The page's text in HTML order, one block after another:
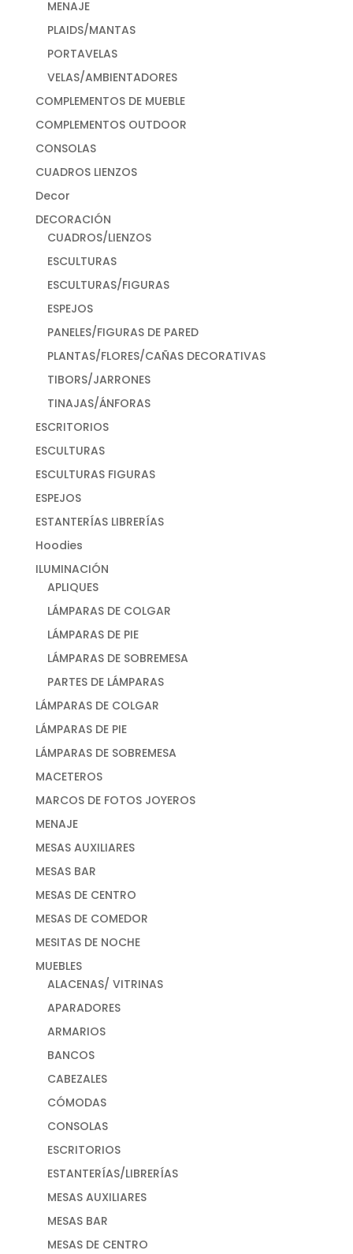
MENAJE
PLAIDS/MANTAS
PORTAVELAS
VELAS/AMBIENTADORES
COMPLEMENTOS DE MUEBLE
COMPLEMENTOS OUTDOOR
CONSOLAS
CUADROS LIENZOS
Decor
DECORACIÓN
CUADROS/LIENZOS
ESCULTURAS
ESCULTURAS/FIGURAS
ESPEJOS
PANELES/FIGURAS DE PARED
PLANTAS/FLORES/CAÑAS DECORATIVAS
TIBORS/JARRONES
TINAJAS/ÁNFORAS
ESCRITORIOS
ESCULTURAS
ESCULTURAS FIGURAS
ESPEJOS
ESTANTERÍAS LIBRERÍAS
Hoodies
ILUMINACIÓN
APLIQUES
LÁMPARAS DE COLGAR
LÁMPARAS DE PIE
LÁMPARAS DE SOBREMESA
PARTES DE LÁMPARAS
LÁMPARAS DE COLGAR
LÁMPARAS DE PIE
LÁMPARAS DE SOBREMESA
MACETEROS
MARCOS DE FOTOS JOYEROS
MENAJE
MESAS AUXILIARES
MESAS BAR
MESAS DE CENTRO
MESAS DE COMEDOR
MESITAS DE NOCHE
MUEBLES
ALACENAS/ VITRINAS
APARADORES
ARMARIOS
BANCOS
CABEZALES
CÓMODAS
CONSOLAS
ESCRITORIOS
ESTANTERÍAS/LIBRERÍAS
MESAS AUXILIARES
MESAS BAR
MESAS DE CENTRO